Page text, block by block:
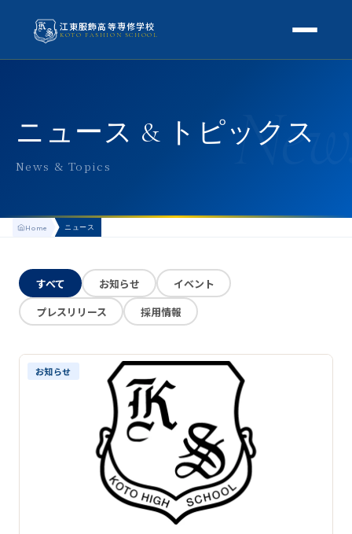
江東服飾高等専修学校
KOTO FASHION SCHOOL
アクセス
よくある質問
スクールライフ
生徒の1日
KOTO COLLECTION
卒業生インタビュー
募集要項
学費・助成金
推薦制度
転入学・編入学
オープンキャンパス
ニュース & トピックス
News & Topics
Home ニュース
すべて お知らせ
イベント
プレスリリース
採用情報
お知らせ